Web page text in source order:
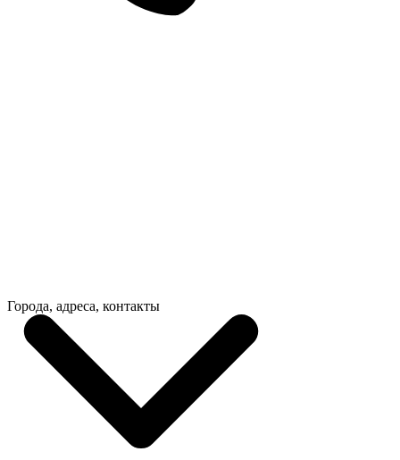
Города, адреса, контакты